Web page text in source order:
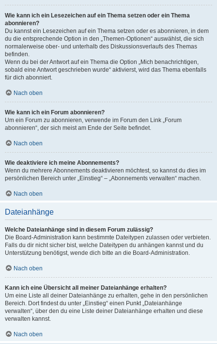
Wie kann ich ein Lesezeichen auf ein Thema setzen oder ein Thema
abonnieren?
Du kannst ein Lesezeichen auf ein Thema setzen oder es abonnieren, in dem
du die entsprechende Option in den „Themen-Optionen“ auswählst, die sich
normalerweise ober- und unterhalb des Diskussionsverlaufs des Themas
befinden.
Wenn du bei der Antwort auf ein Thema die Option „Mich benachrichtigen,
sobald eine Antwort geschrieben wurde“ aktivierst, wird das Thema ebenfalls
für dich abonniert.
Nach oben
Wie kann ich ein Forum abonnieren?
Um ein Forum zu abonnieren, verwende im Forum den Link „Forum
abonnieren“, der sich meist am Ende der Seite befindet.
Nach oben
Wie deaktiviere ich meine Abonnements?
Wenn du mehrere Abonnements deaktivieren möchtest, so kannst du dies im
persönlichen Bereich unter „Einstieg“ – „Abonnements verwalten“ machen.
Nach oben
Dateianhänge
Welche Dateianhänge sind in diesem Forum zulässig?
Die Board-Administration kann bestimmte Dateitypen zulassen oder verbieten.
Falls du dir nicht sicher bist, welche Dateitypen du anhängen kannst und du
Unterstützung benötigst, wende dich bitte an die Board-Administration.
Nach oben
Kann ich eine Übersicht all meiner Dateianhänge erhalten?
Um eine Liste all deiner Dateianhänge zu erhalten, gehe in den persönlichen
Bereich. Dort findest du unter „Einstieg“ einen Punkt „Dateianhänge
verwalten“, über den du eine Liste deiner Dateianhänge erhalten und diese
verwalten kannst.
Nach oben